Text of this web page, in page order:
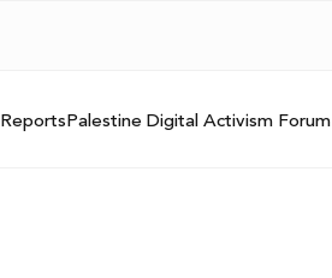
ReportsPalestine Digital Activism Forum